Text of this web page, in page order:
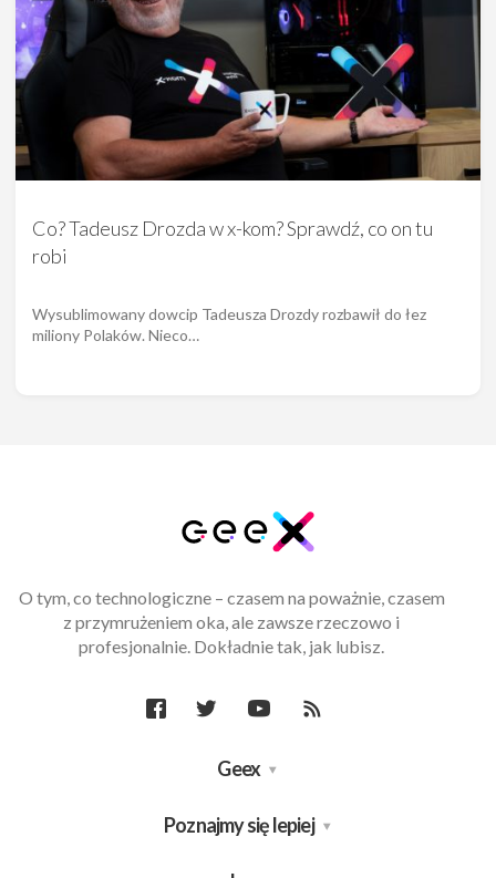
Co? Tadeusz Drozda w x-kom? Sprawdź, co on tu
robi
Wysublimowany dowcip Tadeusza Drozdy rozbawił do łez
miliony Polaków. Nieco…
O tym, co technologiczne – czasem na poważnie, czasem
z przymrużeniem oka, ale zawsze rzeczowo i
profesjonalnie. Dokładnie tak, jak lubisz.
Geex
Poznajmy się lepiej